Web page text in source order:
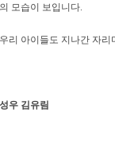
의 모습이 보입니다.
우리 아이들도 지나간 자
성우 김유림